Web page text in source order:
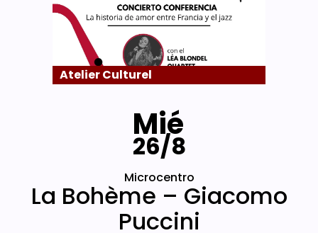
Atelier Culturel
Mié
26/8
Microcentro
La Bohème – Giacomo
Puccini